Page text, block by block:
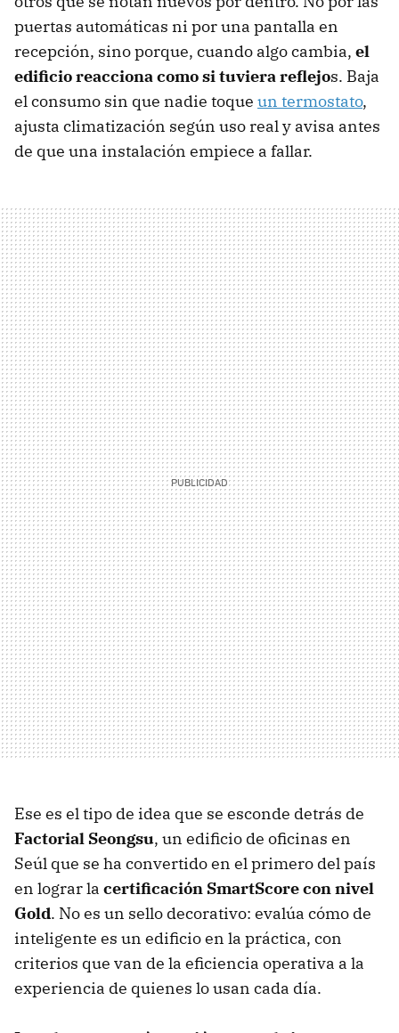
puertas automáticas ni por una pantalla en
recepción, sino porque, cuando algo cambia, el
edificio reacciona como si tuviera reflejos. Baja
el consumo sin que nadie toque un termostato,
ajusta climatización según uso real y avisa antes
de que una instalación empiece a fallar.
Ese es el tipo de idea que se esconde detrás de
Factorial Seongsu, un edificio de oficinas en
Seúl que se ha convertido en el primero del país
en lograr la certificación SmartScore con nivel
Gold. No es un sello decorativo: evalúa cómo de
inteligente es un edificio en la práctica, con
criterios que van de la eficiencia operativa a la
experiencia de quienes lo usan cada día.